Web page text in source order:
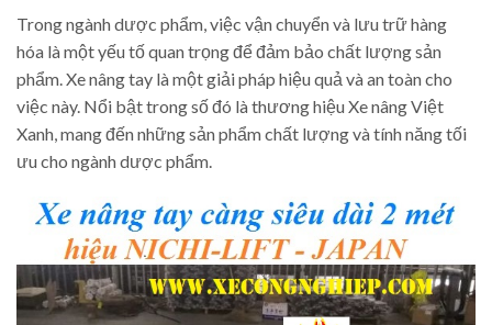
Trong ngành dược phẩm, việc vận chuyển và lưu trữ hàng
hóa là một yếu tố quan trọng để đảm bảo chất lượng sản
phẩm. Xe nâng tay là một giải pháp hiệu quả và an toàn cho
việc này. Nổi bật trong số đó là thương hiệu Xe nâng Việt
Xanh, mang đến những sản phẩm chất lượng và tính năng tối
ưu cho ngành dược phẩm.